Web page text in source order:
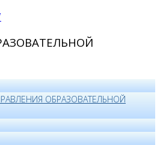
ОБРАЗОВАТЕЛЬНОЙ